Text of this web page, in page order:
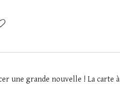
une grande nouvelle ! La carte à